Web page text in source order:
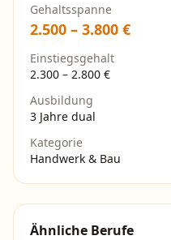
Gehaltsspanne
2.500 – 3.800 €
Einstiegsgehalt
2.300 – 2.800 €
Ausbildung
3 Jahre dual
Kategorie
Handwerk & Bau
Ähnliche Berufe